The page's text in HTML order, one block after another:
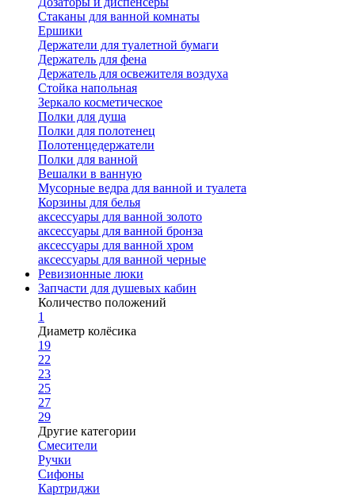
Стаканы для ванной комнаты
Ершики
Держатели для туалетной бумаги
Держатель для фена
Держатель для освежителя воздуха
Стойка напольная
Зеркало косметическое
Полки для душа
Полки для полотенец
Полотенцедержатели
Полки для ванной
Вешалки в ванную
Мусорные ведра для ванной и туалета
Корзины для белья
аксессуары для ванной золото
аксессуары для ванной бронза
аксессуары для ванной хром
аксессуары для ванной черные
Ревизионные люки
Запчасти для душевых кабин
Количество положений
1
Диаметр колёсика
19
22
23
25
27
29
Другие категории
Смесители
Ручки
Сифоны
Картриджи